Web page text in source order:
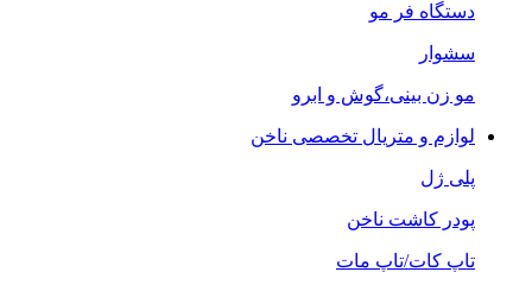
دستگاه فر مو
سشوار
مو زن بینی،گوش و ابرو
لوازم و متریال تخصصی ناخن
پلی ژل
پودر کاشت ناخن
تاپ کات/تاپ مات